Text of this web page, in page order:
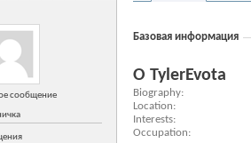
сообщение
Базовая информация
О TylerEvota
Biography
Location
Interests
Occupation